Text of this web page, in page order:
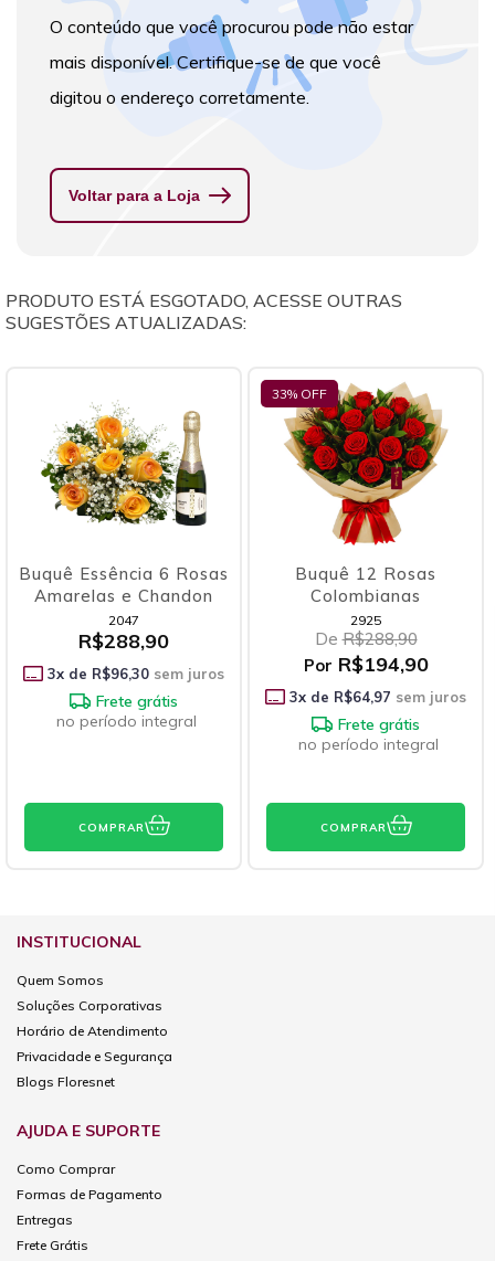
O conteúdo que você procurou pode não estar
mais disponível. Certifique-se de que você
digitou o endereço corretamente.
Voltar para a Loja
PRODUTO ESTÁ ESGOTADO, ACESSE OUTRAS
SUGESTÕES ATUALIZADAS:
Buquê Essência 6 Rosas
Amarelas e Chandon
2047
R$288,90
3 x de R$96,30sem juros
Frete grátis
no período integral
COMPRAR
33% OFF
Buquê 12 Rosas
Colombianas
2925
De R$288,90
PorR$194,90
3 x de R$64,97sem juros
Frete grátis
no período integral
COMPRAR
INSTITUCIONAL
Quem Somos
Soluções Corporativas
Horário de Atendimento
Privacidade e Segurança
Blogs Floresnet
AJUDA E SUPORTE
Como Comprar
Formas de Pagamento
Entregas
Frete Grátis